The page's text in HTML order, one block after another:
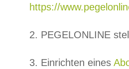
https://
2. PEGELONLINE
3. Einrichten eines